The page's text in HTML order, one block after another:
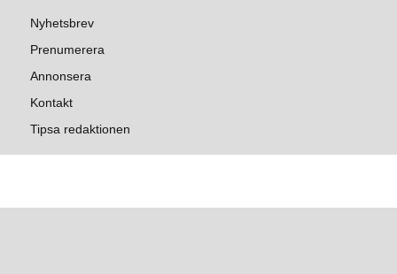
Nyhetsbrev
Prenumerera
Annonsera
Kontakt
Tipsa redaktionen